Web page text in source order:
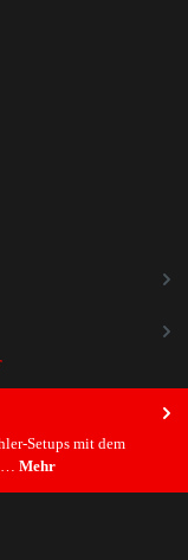
Setups mit dem
Mehr